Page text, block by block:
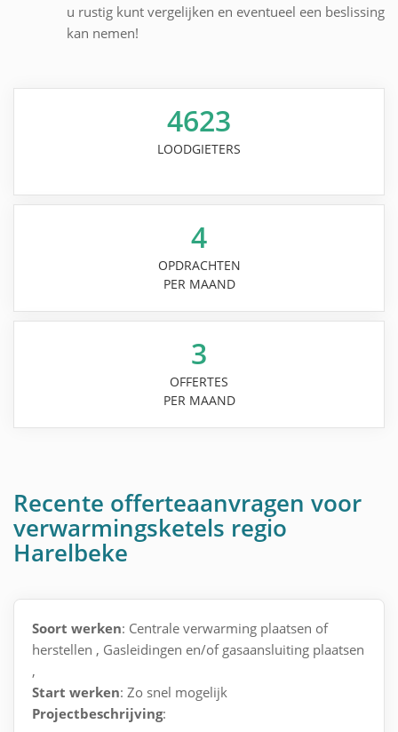
u rustig kunt vergelijken en eventueel een beslissing
kan nemen!
4623
LOODGIETERS
4
OPDRACHTEN
PER MAAND
3
OFFERTES
PER MAAND
Recente offerteaanvragen voor
verwarmingsketels regio
Harelbeke
Soort werken: Centrale verwarming plaatsen of
herstellen , Gasleidingen en/of gasaansluiting plaatsen
,
Start werken: Zo snel mogelijk
Projectbeschrijving: